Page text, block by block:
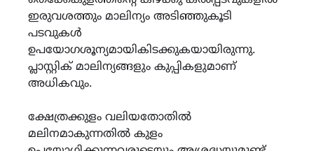
ഇരുവശത്തും മാലിന്യം അടിഞ്ഞുകൂടി
പടവുകൾ
ഉപയോഗശൂന്യമായികിടക്കുകയായിരുന്നു.
പ്ലാസ്റ്റിക് മാലിന്യങ്ങളും കുപ്പികളുമാണ്
അധികവും.
ക്ഷേത്രക്കുളം വലിയതോതിൽ
മലിനമാകുന്നതിൽ കുളം